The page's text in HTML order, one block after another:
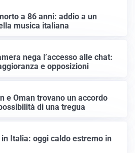
a 86 anni: addio a un
musica italiana
nega l’accesso alle chat:
e opposizioni
e Oman trovano un accordo
di una tregua
Italia: oggi caldo estremo in